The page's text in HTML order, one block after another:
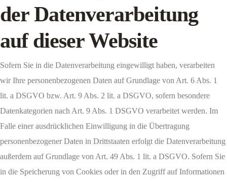
der Datenverarbeitung
auf dieser Website
Sofern Sie in die Datenverarbeitung eingewilligt haben, verarbeiten
wir Ihre personenbezogenen Daten auf Grundlage von Art. 6 Abs. 1
lit. a DSGVO bzw. Art. 9 Abs. 2 lit. a DSGVO, sofern besondere
Datenkategorien nach Art. 9 Abs. 1 DSGVO verarbeitet werden. Im
Falle einer ausdrücklichen Einwilligung in die Übertragung
personenbezogener Daten in Drittstaaten erfolgt die Datenverarbeitung
außerdem auf Grundlage von Art. 49 Abs. 1 lit. a DSGVO. Sofern Sie
in die Speicherung von Cookies oder in den Zugriff auf Informationen